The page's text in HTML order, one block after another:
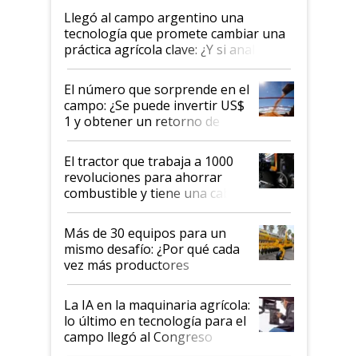
Llegó al campo argentino una
tecnología que promete cambiar una
práctica agrícola clave: ¿Y si analizar
el suelo fuera tan simple como
apretar un botón?
El número que sorprende en el
campo: ¿Se puede invertir US$
1 y obtener un retorno de
hasta US$ 10 en agricultura?
El tractor que trabaja a 1000
revoluciones para ahorrar
combustible y tiene una cabina
que parece una computadora:
lo último en el mundo,
disponible en Argentina
Más de 30 equipos para un
mismo desafío: ¿Por qué cada
vez más productores
incorporan fertilizante bajo
tierra?
La IA en la maquinaria agrícola:
lo último en tecnología para el
campo llegó al Congreso